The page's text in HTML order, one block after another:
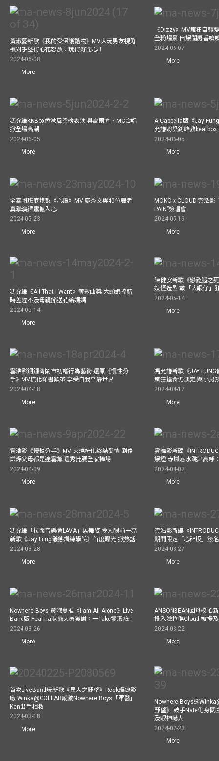
黃淑蔓新歌《我的受保護動物》MV大玩男友視角
被對手氹得心花怒放：玩得好開心！
2024-06-08
More
《Dizzy》MV瘋狂自轉
全粉場景 自爆閨房香噴
2024-06-07
More
馮允謙KKBox香港風雲榜表演 與高爾宣、MC合唱
掀全場高潮
2024-06-05
More
A Cappella版《Jay
允謙盼梁釗峰教beatbox
2024-06-05
More
全泰國班底炮製《心魔》MV 鄭秀文與40位舞者
真摯演繹震撼入心
2024-05-23
More
MOKO x CLOUD 雲浩影
PAIN”簽唱會
2024-05-19
More
馮允謙《All That I Want》奪歌曲獎 大頭蝦搞錯
時差趕不及母親節送花給媽媽
2024-05-14
More
陳健安新歌《戀愛腦之
妖怪造型 戴「大眼仔」
2024-05-14
More
雲浩影銅鑼灣鬧市初嚐行為藝術 還原《慢性分
手》MV梳化睇書歎茶 享受自我平靜世界
2024-04-18
More
馮允謙新歌《JAY
瘋狂搶食仍淡定 與小男
2024-04-17
More
雲浩影《慢性分手》MV 火燒梳化終結愛情 劉俊
謙爆父母都是迷雲黨 選秀比賽全家捧場
2024-04-09
More
雲浩影新碟《
爆燈 赤腳落水跳舞高呼
2024-04-02
More
馮允謙「拉闊音樂會LAVA」展舞姿 令人眼前一亮
新歌《Jay Fung儀態訓練學院》首度曝光 掀熱話
2024-03-28
More
雲浩影新碟《
期間限定「心碎版」簽
2024-03-27
More
Nowhere Boys 黃淑蔓推《I am All Alone》Live
Band版 Feanna狀態大勇獲讚：一Take零瑕疵！
2024-03-26
More
ANSONBEAN回母校拍
投入險拉傷Cloud 被提
2024-03-22
More
首次LiveBand玩新歌《異人之野望》Rock爆錄影
廠 Winka@COLLAR感激Nowhere Boys「軍醫」
Ken出手相救
2024-03-18
More
Nowhere Boys邀
野望》 鼓手Nate化身關
及眼神嚇人
2024-02-23
More